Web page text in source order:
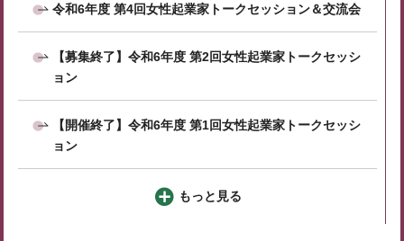
令和6年度 第4回女性起業家トークセッション＆交流会
【募集終了】令和6年度 第2回女性起業家トークセッシ
ョン
【開催終了】令和6年度 第1回女性起業家トークセッシ
ョン
もっと見る